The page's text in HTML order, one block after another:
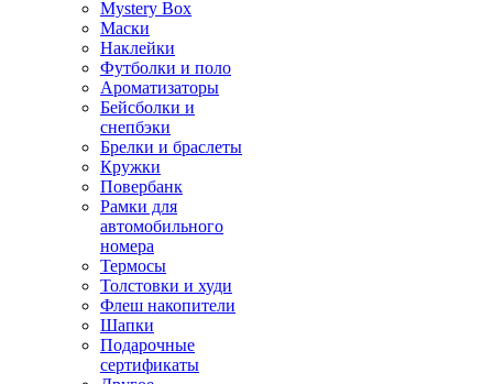
Mystery Box
Маски
Наклейки
Футболки и поло
Ароматизаторы
Бейсболки и
снепбэки
Брелки и браслеты
Кружки
Повербанк
Рамки для
автомобильного
номера
Термосы
Толстовки и худи
Флеш накопители
Шапки
Подарочные
сертификаты